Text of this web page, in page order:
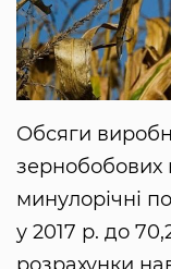
Обсяги
зернобобових
минулорічні
у 2017 р. до
розрахунки